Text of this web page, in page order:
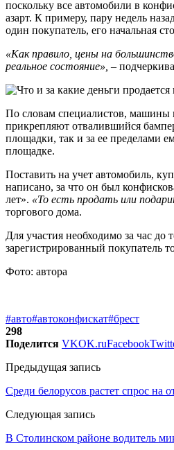
поскольку все автомобили в
азарт. К примеру, пару недель
один покупатель, его начальная
«Как правило, цены на
реальное состояние», –
По словам специалистов, машины
прикрепляют отвалившийся
площадки, так и за ее пределами
площадке.
Поставить на учет автомобиль,
написано, за что он был
лет». «То есть продать или
торгового дома.
Для участия необходимо за час до
зарегистрированный покупатель
Фото: автора
#авто#автоконфискат#брест
298
Поделится VKOK.ruFacebook
Предыдущая запись
Среди белорусов растет спрос на
Следующая запись
В Столинском районе водитель